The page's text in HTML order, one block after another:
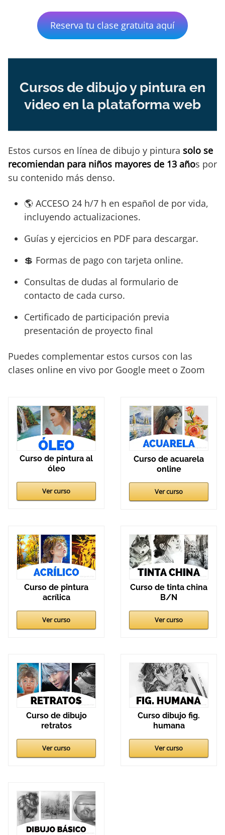
Reserva tu clase gratuita aquí
Cursos de dibujo y pintura en
video en la plataforma web
Estos cursos en línea de dibujo y pintura solo se
recomiendan para niños mayores de 13 años por
su contenido más denso.
🌎 ACCESO 24 h/7 h en español de por vida,
incluyendo actualizaciones.
Guías y ejercicios en PDF para descargar.
💲 Formas de pago con tarjeta online.
Consultas de dudas al formulario de
contacto de cada curso.
Certificado de participación previa
presentación de proyecto final
Puedes complementar estos cursos con las
clases online en vivo por Google meet o Zoom
Curso de pintura al
óleo
Ver curso
Curso de acuarela
online
Ver curso
Curso de pintura
acrílica
Ver curso
Curso de tinta china
B/N
Ver curso
Curso de dibujo
retratos
Ver curso
Curso dibujo fig.
humana
Ver curso